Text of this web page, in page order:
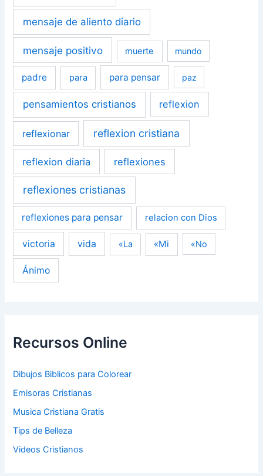
mensaje de aliento diario
mensaje positivo muerte mundo
padre para para pensar paz
pensamientos cristianos reflexion
reflexionar reflexion cristiana
reflexion diaria reflexiones
reflexiones cristianas
reflexiones para pensar relacion con Dios
victoria vida «La «Mi «No
Ánimo
Recursos Online
Dibujos Biblicos para Colorear
Emisoras Cristianas
Musica Cristiana Gratis
Tips de Belleza
Videos Cristianos